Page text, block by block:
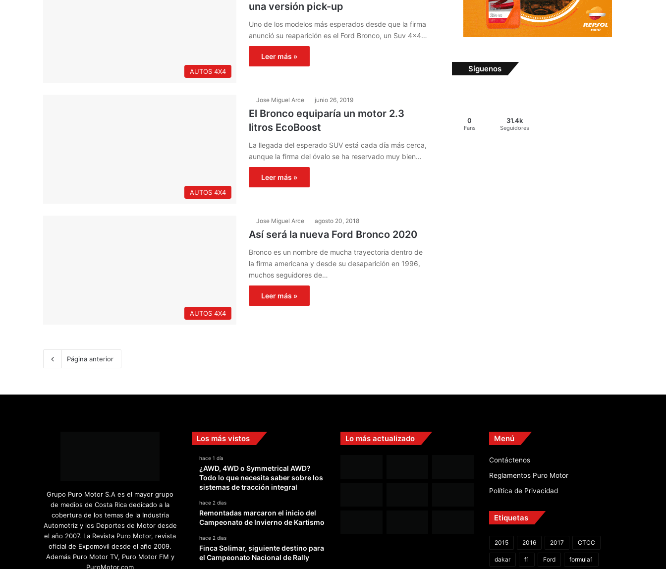
AUTOS 4X4
una versión pick-up
Uno de los modelos más esperados desde que la firma
anunció su reaparición es el Ford Bronco, un Suv 4×4…
Leer más »
AUTOS 4X4
Jose Miguel Arce junio 26, 2019
El Bronco equiparía un motor 2.3
litros EcoBoost
La llegada del esperado SUV está cada día más cerca,
aunque la firma del óvalo se ha reservado muy bien…
Leer más »
AUTOS 4X4
Jose Miguel Arce agosto 20, 2018
Así será la nueva Ford Bronco 2020
Bronco es un nombre de mucha trayectoria dentro de
la firma americana y desde su desaparición en 1996,
muchos seguidores de…
Leer más »
Página anterior
Síguenos
0
Fans
31.4k
Seguidores
Grupo Puro Motor S.A es el mayor grupo
de medios de Costa Rica dedicado a la
cobertura de los temas de la Industria
Automotriz y los Deportes de Motor desde
el año 2007. La Revista Puro Motor, revista
oficial de Expomovil desde el año 2009.
Además Puro Motor TV, Puro Motor FM y
PuroMotor.com
Los más vistos
hace 1 día
¿AWD, 4WD o Symmetrical AWD?
Todo lo que necesita saber sobre los
sistemas de tracción integral
hace 2 días
Remontadas marcaron el inicio del
Campeonato de Invierno de Kartismo
hace 2 días
Finca Solimar, siguiente destino para
el Campeonato Nacional de Rally
Lo más actualizado Menú
Contáctenos
Reglamentos Puro Motor
Política de Privacidad
Etiquetas
2015 2016 2017 CTCC
dakar f1 Ford formula1